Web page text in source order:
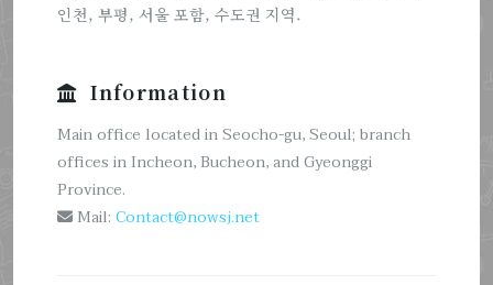
인천, 부평, 서울 포함, 수도권 지역.
Information
Main office located in Seocho-gu, Seoul; branch
offices in Incheon, Bucheon, and Gyeonggi
Province.
Mail: Contact@nowsj.net